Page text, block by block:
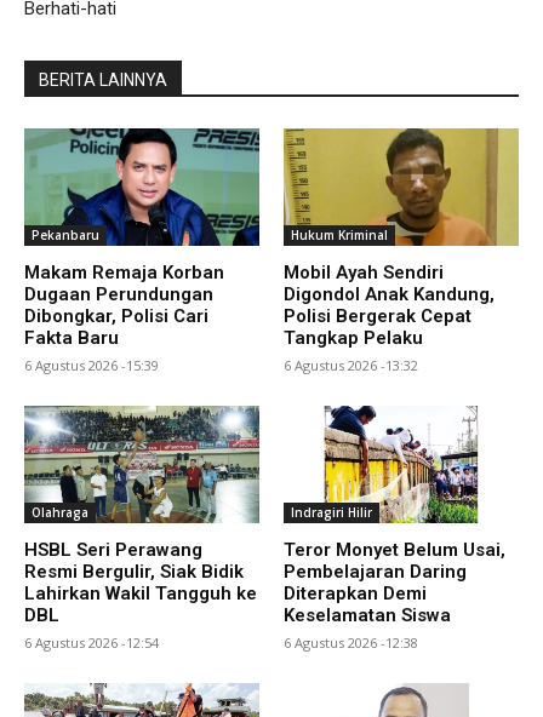
Berhati-hati
BERITA LAINNYA
Pekanbaru
Makam Remaja Korban
Dugaan Perundungan
Dibongkar, Polisi Cari
Fakta Baru
6 Agustus 2026 -15:39
Hukum Kriminal
Mobil Ayah Sendiri
Digondol Anak Kandung,
Polisi Bergerak Cepat
Tangkap Pelaku
6 Agustus 2026 -13:32
Olahraga
HSBL Seri Perawang
Resmi Bergulir, Siak Bidik
Lahirkan Wakil Tangguh ke
DBL
6 Agustus 2026 -12:54
Indragiri Hilir
Teror Monyet Belum Usai,
Pembelajaran Daring
Diterapkan Demi
Keselamatan Siswa
6 Agustus 2026 -12:38